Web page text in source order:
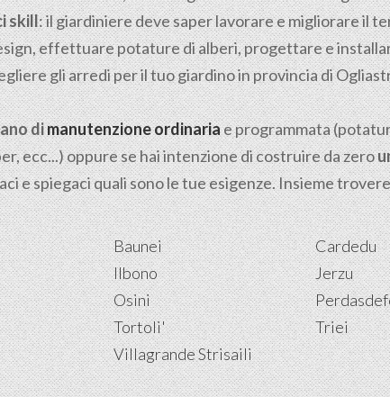
skill: il giardiniere deve saper lavorare e migliorare il
effettuare potature di alberi, progettare e
gli arredi per il tuo giardino in provincia di
dimanutenzione ordinariae programmata
ecc...) oppure se hai intenzione di costruire da zero
e spiegaci quali sono le tue esigenze. Insieme
Baunei Cardedu
Ilbono Jerzu
Osini
Tortoli' Triei
Villagrande Strisaili